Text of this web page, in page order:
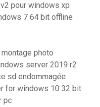
pour windows xp
7 64 bit offline
photo
server 2019 r2
sd endommagée
for windows 10 32 bit
pc